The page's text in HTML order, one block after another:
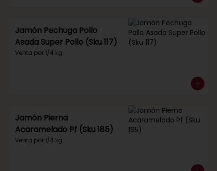
Jamón Pechuga Pollo
Asada Super Pollo (Sku 117)
Venta por 1/4 kg.
Jamón Pierna
Acaramelado Pf (Sku 185)
Venta por 1/4 kg.